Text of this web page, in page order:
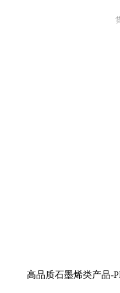
高品质石墨烯类产品-